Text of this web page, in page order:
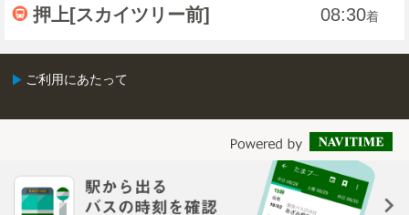
押上[スカイツリー前] 08:30着
ご利用にあたって